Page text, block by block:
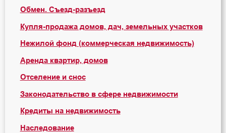
Обмен. Съезд-разъезд
Купля-продажа домов, дач, земельных участков
Нежилой фонд (коммерческая недвижимость)
Аренда квартир, домов
Отселение и снос
Законодательство в сфере недвижимости
Кредиты на недвижимость
Наследование